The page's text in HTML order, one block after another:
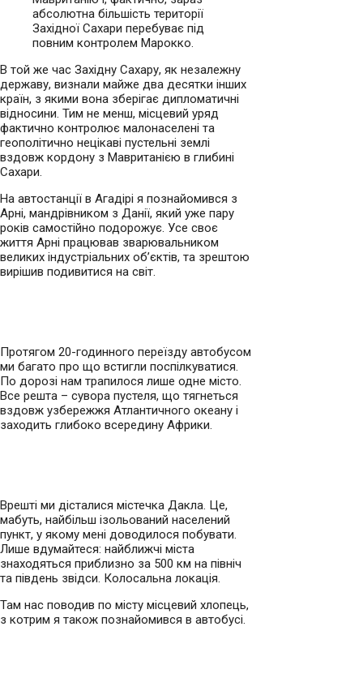
абсолютна більшість території
Західної Сахари перебуває під
повним контролем Марокко.
В той же час Західну Сахару, як незалежну
державу, визнали майже два десятки інших
країн, з якими вона зберігає дипломатичні
відносини. Тим не менш, місцевий уряд
фактично контролює малонаселені та
геополітично нецікаві пустельні землі
вздовж кордону з Мавританією в глибині
Сахари.
На автостанції в Агадірі я познайомився з
Арні, мандрівником з Данії, який уже пару
років самостійно подорожує. Усе своє
життя Арні працював зварювальником
великих індустріальних об’єктів, та зрештою
вирішив подивитися на світ.
Протягом 20-годинного переїзду автобусом
ми багато про що встигли поспілкуватися.
По дорозі нам трапилося лише одне місто.
Все решта – сувора пустеля, що тягнеться
вздовж узбережжя Атлантичного океану і
заходить глибоко всередину Африки.
Врешті ми дісталися містечка Дакла. Це,
мабуть, найбільш ізольований населений
пункт, у якому мені доводилося побувати.
Лише вдумайтеся: найближчі міста
знаходяться приблизно за 500 км на північ
та південь звідси. Колосальна локація.
Там нас поводив по місту місцевий хлопець,
з котрим я також познайомився в автобусі.